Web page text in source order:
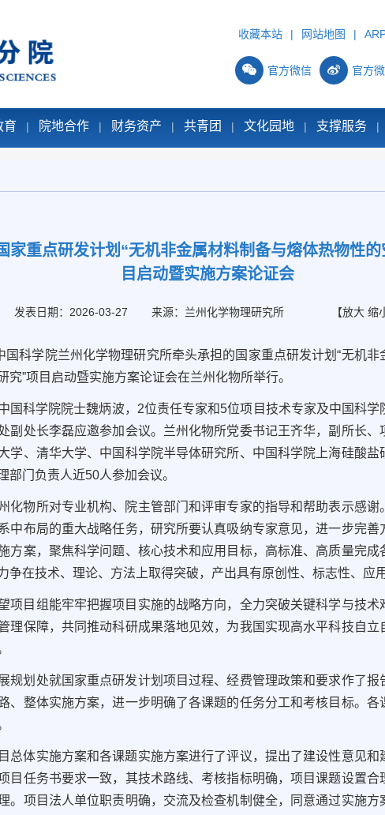
收藏本站 | 网站地图 |
官方微信 官方
育 | 院地合作 | 财务资产 | 共青团 | 文化园地 | 支撑服务 |
家重点研发计划“无机非金属材料制备与熔体热物性
目启动暨实施方案论证会
发表日期：2026-03-27 来源：兰州化学物理研究所 【放大 缩
国科学院兰州化学物理研究所牵头承担的国家重点研发计划“无机
究”项目启动暨实施方案论证会在兰州化物所举行。
国科学院院士魏炳波，2位责任专家和5位项目技术专家及中国科学
副处长李磊应邀参加会议。兰州化物所党委书记王齐华，副所长、
学、清华大学、中国科学院半导体研究所、中国科学院上海硅酸盐
部门负责人近50人参加会议。
化物所对专业机构、院主管部门和评审专家的指导和帮助表示感谢
中布局的重大战略任务，研究所要认真吸纳专家意见，进一步完善
方案，聚焦科学问题、核心技术和应用目标，高标准、高质量完成
争在技术、理论、方法上取得突破，产出具有原创性、标志性、应
项目组能牢牢把握项目实施的战略方向，全力突破关键科学与技术
理保障，共同推动科研成果落地见效，为我国实现高水平科技自立
规划处就国家重点研发计划项目过程、经费管理政策和要求作了报
、整体实施方案，进一步明确了各课题的任务分工和考核目标。各
总体实施方案和各课题实施方案进行了评议，提出了建设性意见和
目任务书要求一致，其技术路线、考核指标明确，项目课题设置合
。项目法人单位职责明确，交流及检查机制健全，同意通过实施方